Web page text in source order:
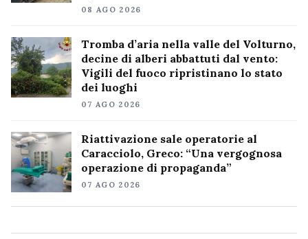
08 AGO 2026
Tromba d’aria nella valle del Volturno,
decine di alberi abbattuti dal vento:
Vigili del fuoco ripristinano lo stato
dei luoghi
07 AGO 2026
Riattivazione sale operatorie al
Caracciolo, Greco: “Una vergognosa
operazione di propaganda”
07 AGO 2026